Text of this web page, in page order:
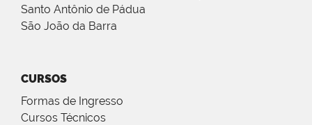
Santo Antônio de Pádua
São João da Barra
CURSOS
Formas de Ingresso
Cursos Técnicos